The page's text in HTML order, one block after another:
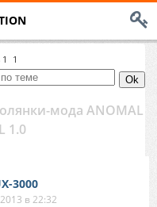
1 1
мода ANOMAL
1.0
3000
в 22:32